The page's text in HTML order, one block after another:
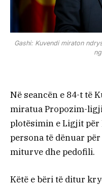
Gashi: Kuvendi miraton
Në seancën e 84-t të
miratua Propozim-
plotësimin e Ligjit për
persona të dënuar
miturve dhe pedofili.
Këtë e bëri të ditur